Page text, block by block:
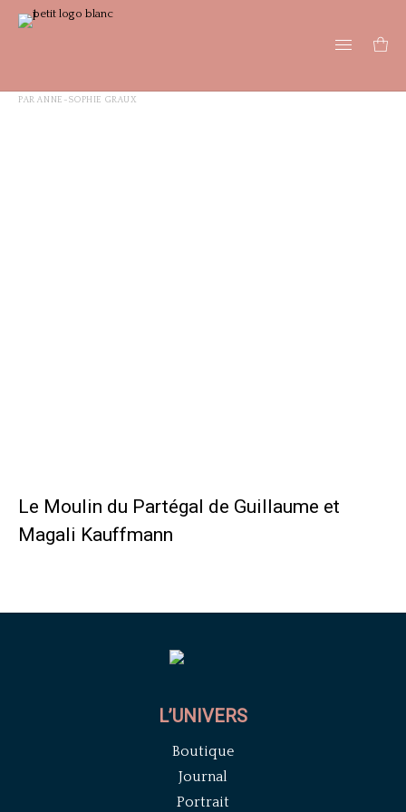
PAR ANNE-SOPHIE GRAUX
Le Moulin du Partégal de Guillaume et
Magali Kauffmann
L’UNIVERS
Boutique
Journal
Portrait